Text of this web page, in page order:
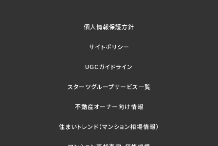
個人情報保護方針
サイトポリシー
UGCガイドライン
スターツグループサービス一覧
不動産オーナー向け情報
住まいトレンド（マンション相場情報）